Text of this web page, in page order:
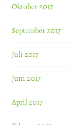
Oktober 2017
September 2017
Juli 2017
Juni 2017
April 2017